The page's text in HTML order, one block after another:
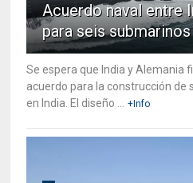
Acuerdo naval entre
para seis
Se espera que India y Alemania
acuerdo para la construcción de
en India. El diseño ... +Info